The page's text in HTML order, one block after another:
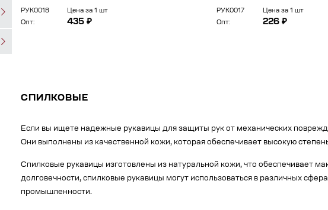
РУК0018
Цена за 1 шт
Опт:
435 ₽
РУК0017
Цена за 1 шт
Опт:
226 ₽
СПИЛКОВЫЕ
Если вы ищете надежные рукавицы для защиты рук от механических
Они выполнены из качественной кожи, которая обеспечивает высокую
Спилковые рукавицы изготовлены из натуральной кожи, что обеспечивает
долговечности, спилковые рукавицы могут использоваться в различных
промышленности.